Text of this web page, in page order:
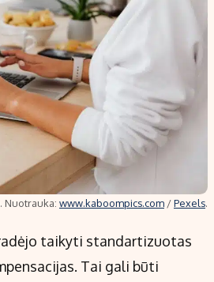
Nuotrauka: www.kaboompics.com /Pexels.
taikyti standartizuotas
Tai gali būti